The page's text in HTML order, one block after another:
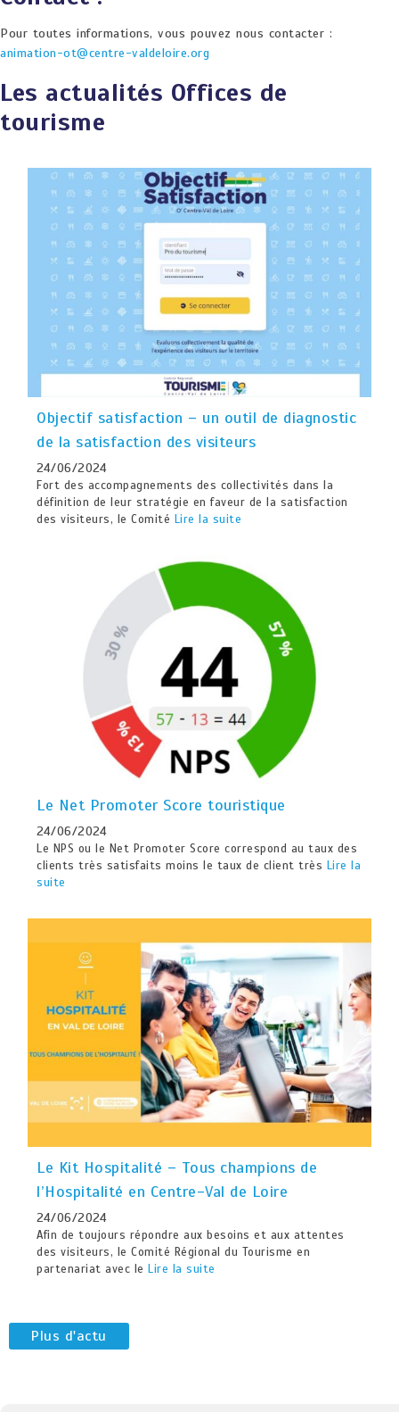
Pour toutes informations, vous pouvez nous contacter :
animation-ot@centre-valdeloire.org
Les actualités Offices de
tourisme
Objectif satisfaction – un outil de diagnostic
de la satisfaction des visiteurs
24/06/2024
Fort des accompagnements des collectivités dans la
définition de leur stratégie en faveur de la satisfaction
des visiteurs, le Comité Lire la suite
Le Net Promoter Score touristique
24/06/2024
Le NPS ou le Net Promoter Score correspond au taux des
clients très satisfaits moins le taux de client très Lire la
suite
Le Kit Hospitalité – Tous champions de
l’Hospitalité en Centre-Val de Loire
24/06/2024
Afin de toujours répondre aux besoins et aux attentes
des visiteurs, le Comité Régional du Tourisme en
partenariat avec leLire la suite
Plus d'actu